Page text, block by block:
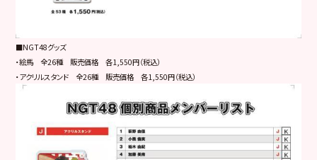
■NGT48グッズ
・絵馬 全26種 販売価格 各1,550円（税込）
・アクリルスタンド 全26種 販売価格 各1,550円（税込）